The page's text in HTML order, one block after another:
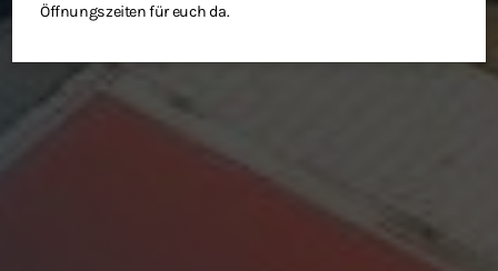
Öffnungszeiten für euch da.